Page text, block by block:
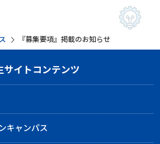
『募集要項』掲載のお知らせ
サイトコンテンツ
キャンパス